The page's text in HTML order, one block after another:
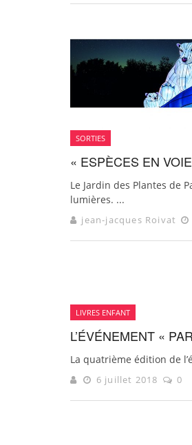
SORTIES
« ESPÈCES EN
Le Jardin des Plantes de
lumières. ...
jean-jacques Roivat
LIVRES ENFANT
L’ÉVÉNEMENT «
La quatrième édition de
6 juillet 2018 0